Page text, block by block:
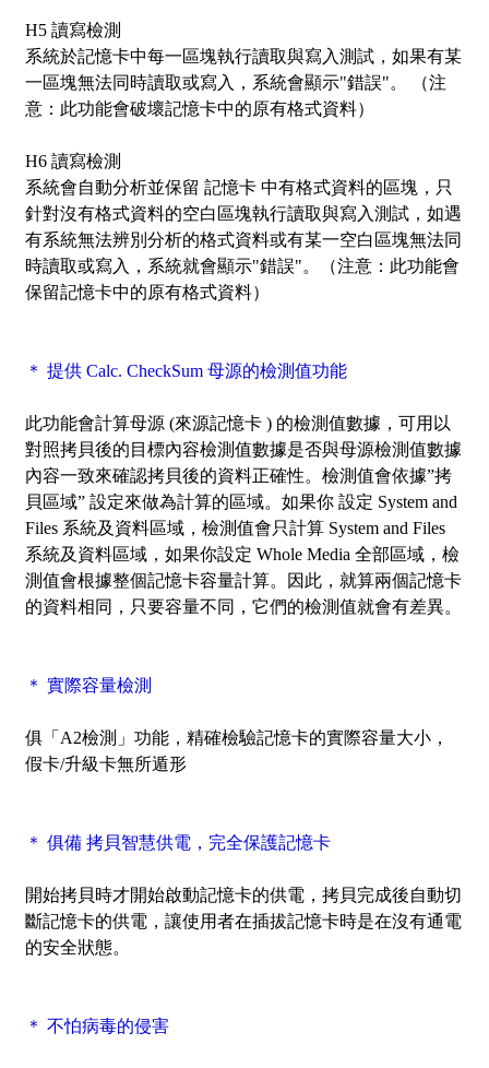
H5 讀寫檢測
系統於記憶卡中每一區塊執行讀取與寫入測試，如果有某
一區塊無法同時讀取或寫入，系統會顯示"錯誤"。 （注
意：此功能會破壞記憶卡中的原有格式資料）
H6 讀寫檢測
系統會自動分析並保留 記憶卡 中有格式資料的區塊，只
針對沒有格式資料的空白區塊執行讀取與寫入測試，如遇
有系統無法辨別分析的格式資料或有某一空白區塊無法同
時讀取或寫入，系統就會顯示"錯誤"。（注意：此功能會
保留記憶卡中的原有格式資料）
＊ 提供 Calc. CheckSum 母源的檢測值功能
此功能會計算母源 (來源記憶卡 ) 的檢測值數據，可用以
對照拷貝後的目標內容檢測值數據是否與母源檢測值數據
內容一致來確認拷貝後的資料正確性。檢測值會依據”拷
貝區域” 設定來做為計算的區域。如果你 設定 System and
Files 系統及資料區域，檢測值會只計算 System and Files
系統及資料區域，如果你設定 Whole Media 全部區域，檢
測值會根據整個記憶卡容量計算。因此，就算兩個記憶卡
的資料相同，只要容量不同，它們的檢測值就會有差異。
＊ 實際容量檢測
俱「A2檢測」功能，精確檢驗記憶卡的實際容量大小，
假卡/升級卡無所遁形
＊ 俱備 拷貝智慧供電，完全保護記憶卡
開始拷貝時才開始啟動記憶卡的供電，拷貝完成後自動切
斷記憶卡的供電，讓使用者在插拔記憶卡時是在沒有通電
的安全狀態。
＊ 不怕病毒的侵害